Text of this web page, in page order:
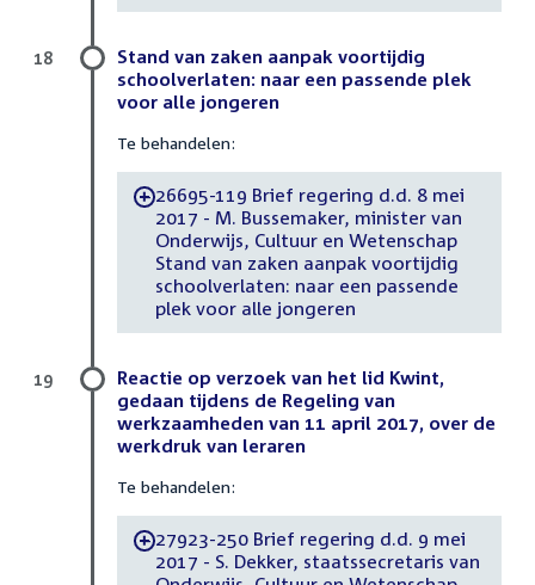
Stand van zaken aanpak voortijdig
schoolverlaten: naar een passende plek
voor alle jongeren
Te behandelen:
-26695-119 Brief regering d.d. 8 mei
2017 - M. Bussemaker, minister van
Onderwijs, Cultuur en Wetenschap
Stand van zaken aanpak voortijdig
schoolverlaten: naar een passende
plek voor alle jongeren
18
Reactie op verzoek van het lid Kwint,
gedaan tijdens de Regeling van
werkzaamheden van 11 april 2017, over de
werkdruk van leraren
Te behandelen:
-27923-250 Brief regering d.d. 9 mei
2017 - S. Dekker, staatssecretaris van
19